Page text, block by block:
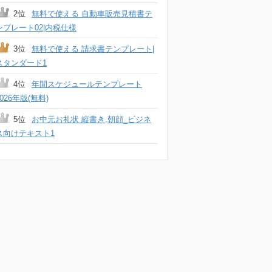
2位
無料で使える 自動車販売見積書テ
プレート02|内税仕様
3位
無料で使える 請求書テンプレート|
タンダード1
4位
年間スケジュールテンプレート
年版(無料)
5位
お中元お礼状 縦書き,朝顔_ビジネ
向けテキスト1